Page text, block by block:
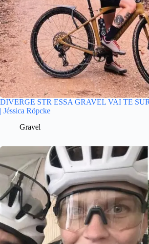
DIVERGE STR ESSA GRAVEL VAI TE
| Jéssica Röpcke
Gravel